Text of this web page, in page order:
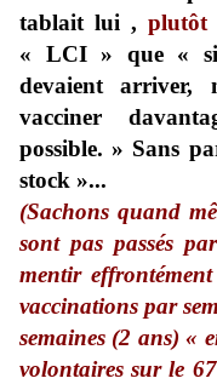
tablait lui , plutôt
« LCI » que «
devaient arriver,
vacciner
possible. » Sans
stock »...
(Sachons quand
sont pas passés
mentir
vaccinations par
semaines (2 ans) «
volontairessur le 67